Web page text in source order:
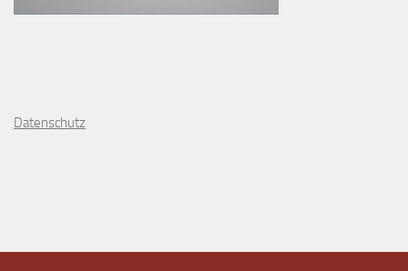
Datenschutz